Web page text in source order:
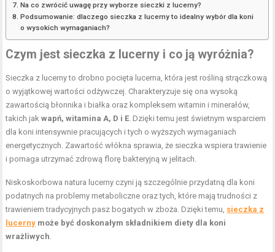
Na co zwrócić uwagę przy wyborze sieczki z lucerny?
Podsumowanie: dlaczego sieczka z lucerny to idealny wybór dla koni
o wysokich wymaganiach?
Czym jest sieczka z lucerny i co ją wyróżnia?
Sieczka z lucerny to drobno pocięta lucerna, która jest rośliną strączkową
o wyjątkowej wartości odżywczej. Charakteryzuje się ona wysoką
zawartością błonnika i białka oraz kompleksem witamin i minerałów,
takich jakwapń, witamina A, D i E. Dzięki temu jest świetnym wsparciem
dla koni intensywnie pracujących i tych o wyższych wymaganiach
energetycznych. Zawartość włókna sprawia, że sieczka wspiera trawienie
i pomaga utrzymać zdrową florę bakteryjną w jelitach.
Niskoskorbowa natura lucerny czyni ją szczególnie przydatną dla koni
podatnych na problemy metaboliczne oraz tych, które mają trudności z
trawieniem tradycyjnych pasz bogatych w zboża. Dzięki temu, sieczka z
lucerny może być doskonałym składnikiem diety dla koni
wrażliwych.